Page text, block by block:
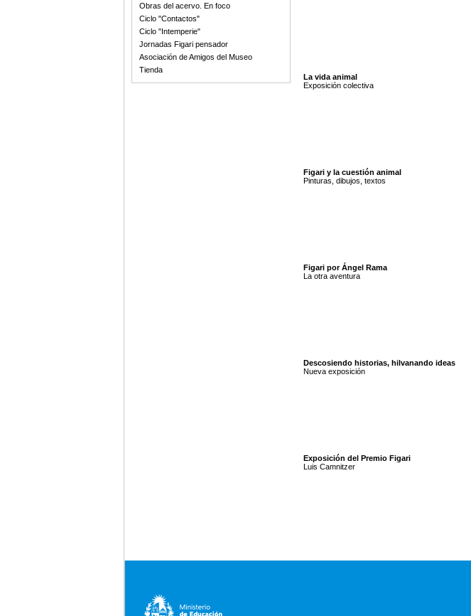
Obras del acervo. En foco
Ciclo "Contactos"
Ciclo "Intemperie"
Jornadas Figari pensador
Asociación de Amigos del Museo
Tienda
La vida animal
Exposición colectiva
Figari y la cuestión animal
Pinturas, dibujos, textos
Figari por Ángel Rama
La otra aventura
Descosiendo historias, hilvanando ideas
Nueva exposición
Exposición del Premio Figari
Luis Camnitzer